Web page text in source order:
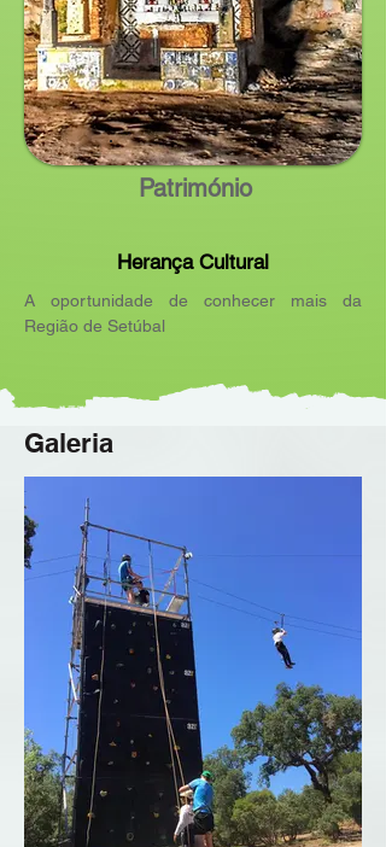
Património
Herança Cultural
A oportunidade de conhecer mais da
Região de Setúbal
Galeria